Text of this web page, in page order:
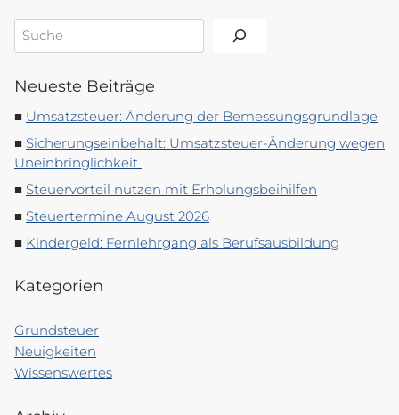
Suchen
Neueste Beiträge
Umsatzsteuer: Änderung der Bemessungsgrundlage
Sicherungseinbehalt: Umsatzsteuer-Änderung wegen
Uneinbringlichkeit
Steuervorteil nutzen mit Erholungsbeihilfen
Steuertermine August 2026
Kindergeld: Fernlehrgang als Berufsausbildung
Kategorien
Grundsteuer
Neuigkeiten
Wissenswertes